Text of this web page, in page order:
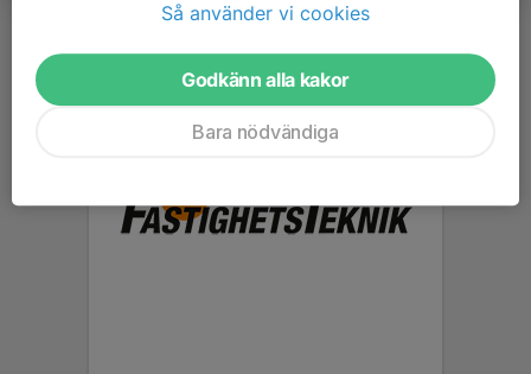
Så använder vi cookies
Godkänn alla kakor
Bara nödvändiga